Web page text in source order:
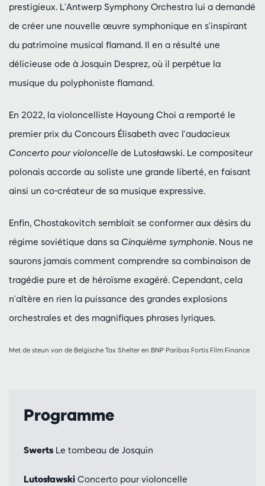
prestigieux. L'Antwerp Symphony Orchestra lui a demandé
de créer une nouvelle œuvre symphonique en s'inspirant
du patrimoine musical flamand. Il en a résulté une
délicieuse ode à Josquin Desprez, où il perpétue la
musique du polyphoniste flamand.
En 2022, la violoncelliste Hayoung Choi a remporté le
premier prix du Concours Élisabeth avec l'audacieux
Concerto pour violoncelle de Lutosławski. Le compositeur
polonais accorde au soliste une grande liberté, en faisant
ainsi un co-créateur de sa musique expressive.
Enfin, Chostakovitch semblait se conformer aux désirs du
régime soviétique dans sa Cinquième symphonie. Nous ne
saurons jamais comment comprendre sa combinaison de
tragédie pure et de héroïsme exagéré. Cependant, cela
n'altère en rien la puissance des grandes explosions
orchestrales et des magnifiques phrases lyriques.
Met de steun van de Belgische Tax Shelter en BNP Paribas Fortis Film Finance
Programme
Swerts Le tombeau de Josquin
Lutosławski Concerto pour violoncelle